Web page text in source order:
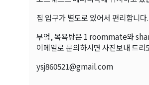
집 입구가 별도로 있어서 편리합니다.
부엌, 목욕탕은 1 roommate와
이메일로 문의하시면 사진보내 드
ysj860521@gmail.com